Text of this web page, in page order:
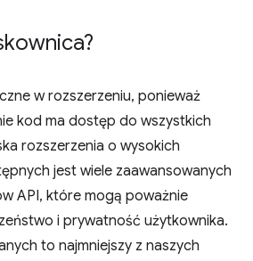
w rozszerzeniu, ponieważ
kod ma dostęp do wszystkich
rozszerzenia o wysokich
jest wiele zaawansowanych
API, które mogą poważnie
i prywatność użytkownika.
to najmniejszy z naszych